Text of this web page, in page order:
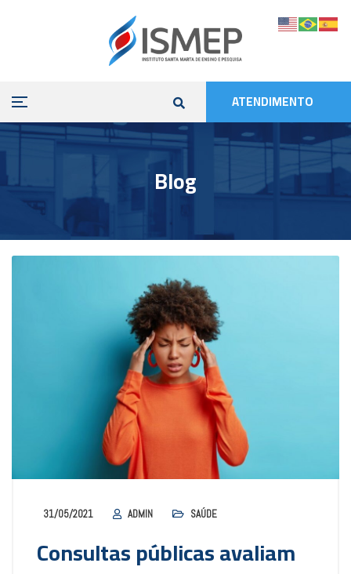
ATENDIMENTO
Blog
31/05/2021 ADMIN SAÚDE
Consultas públicas avaliam